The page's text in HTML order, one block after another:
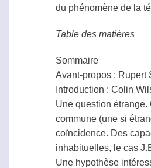
du phénomène de la
Table des matières
Sommaire
Avant-propos : Rupert
Introduction : Colin
Une question étrange.
commune (une si
coïncidence. Des
inhabituelles, le cas
Une hypothèse